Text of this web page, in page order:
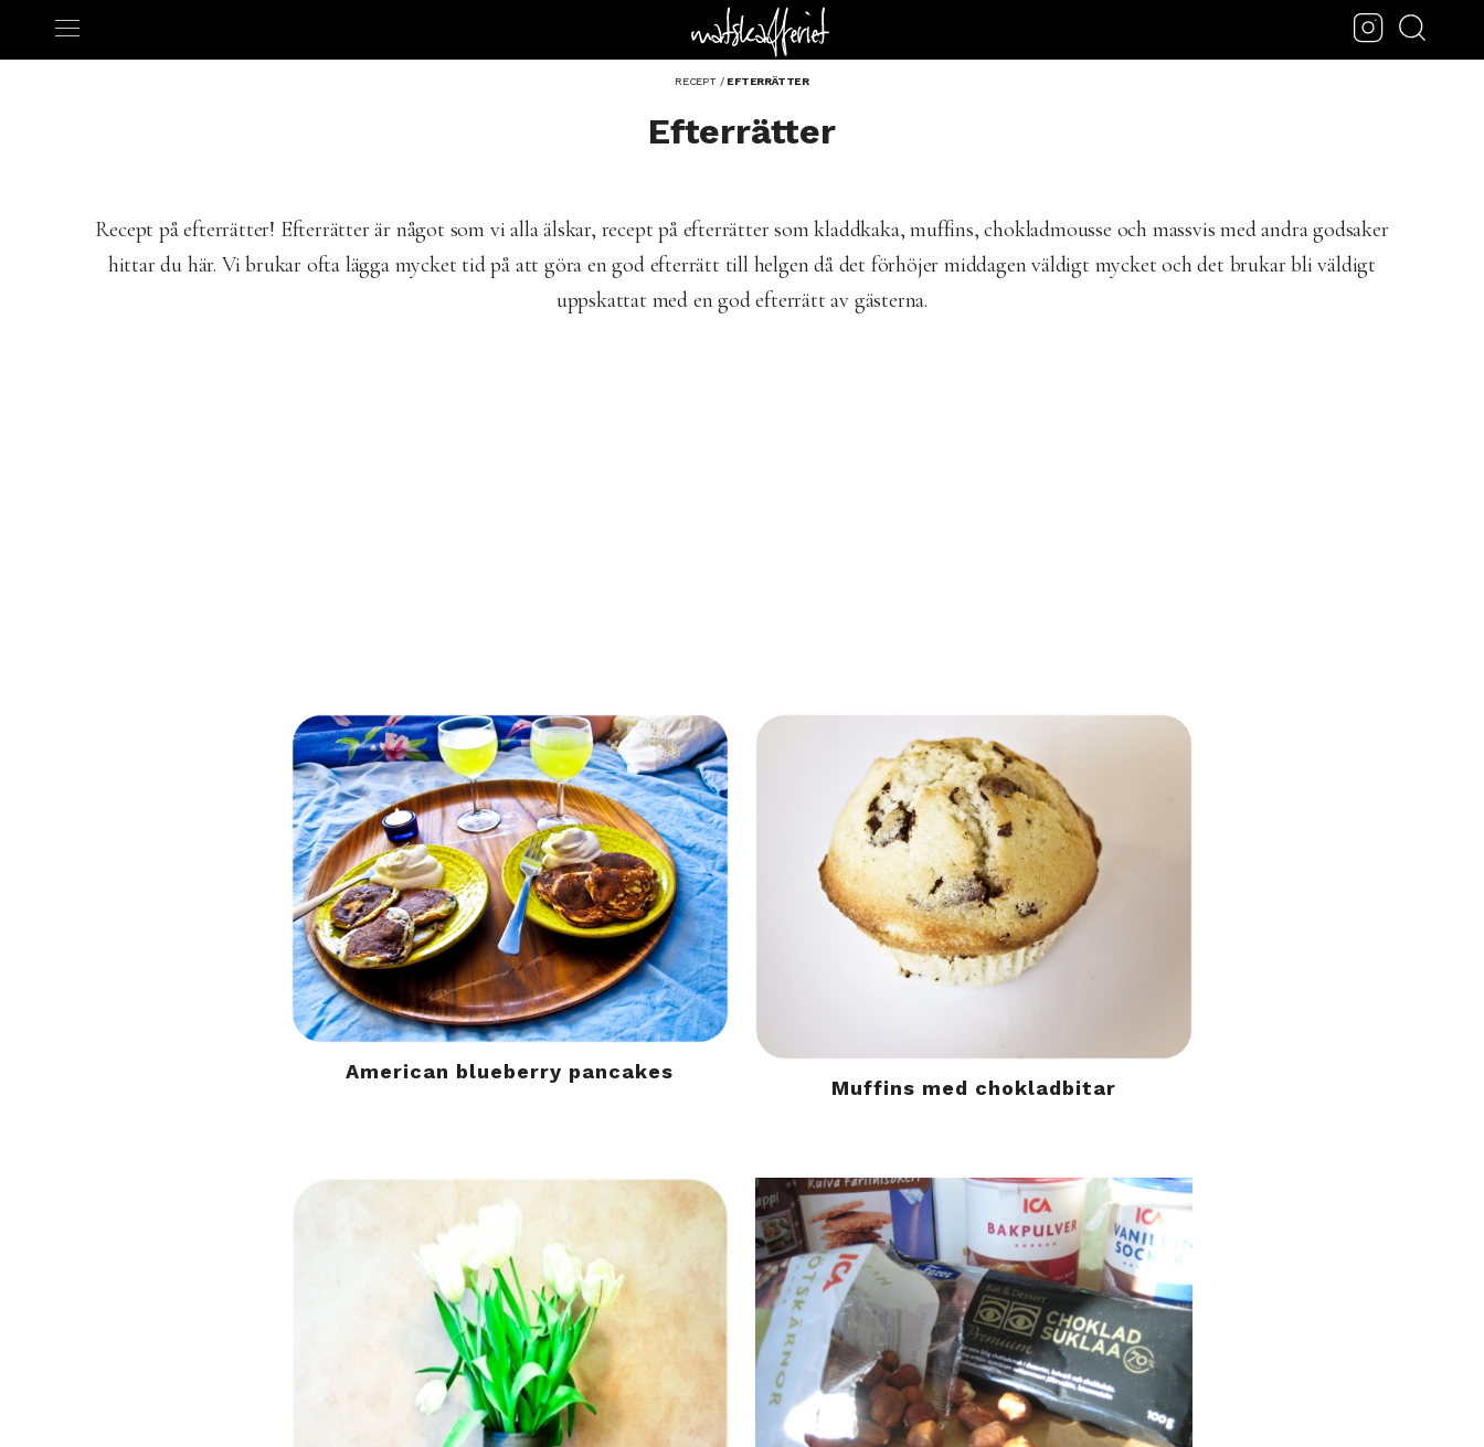
RECEPT/ EFTERRÄTTER
Efterrätter
Recept på efterrätter! Efterrätter är något som vi alla älskar, recept på efterrätter som kladdkaka, muffins, chokladmousse och massvis med andra godsaker
hittar du här. Vi brukar ofta lägga mycket tid på att göra en god efterrätt till helgen då det förhöjer middagen väldigt mycket och det brukar bli väldigt
uppskattat med en god efterrätt av gästerna.
American blueberry pancakes
Muffins med chokladbitar